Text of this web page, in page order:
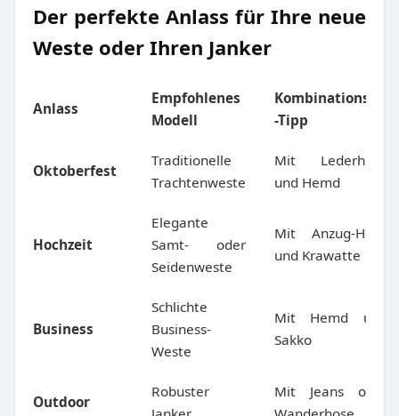
Der perfekte Anlass für Ihre neue
Weste oder Ihren Janker
Anlass
Empfohlenes
Modell
Kombinations
-Tipp
Oktoberfest
Traditionelle
Trachtenweste
Mit Lederhose
und Hemd
Hochzeit
Elegante
Samt- oder
Seidenweste
Mit Anzug-Hose
und Krawatte
Business
Schlichte
Business-
Weste
Mit Hemd und
Sakko
Outdoor
Robuster
Mit Jeans oder